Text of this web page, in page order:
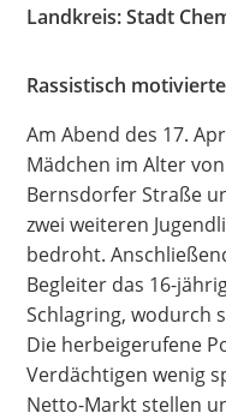
Deutsch العربية
Italiano
Kurdí
Русский
Español
Landkreis: Stadt
Rassistisch
Am Abend des 17.
Mädchen im Alter
Bernsdorfer Straße
zwei weiteren
bedroht.
Begleiter das 16-
Schlagring, wodurch
Die herbeigerufene
Verdächtigen wenig
Netto-Markt stellen